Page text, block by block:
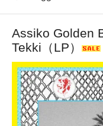
Assiko Golden
Tekki（LP）